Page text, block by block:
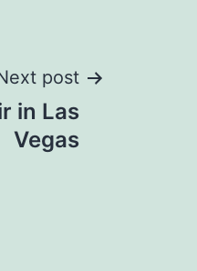
post
in Las
Vegas